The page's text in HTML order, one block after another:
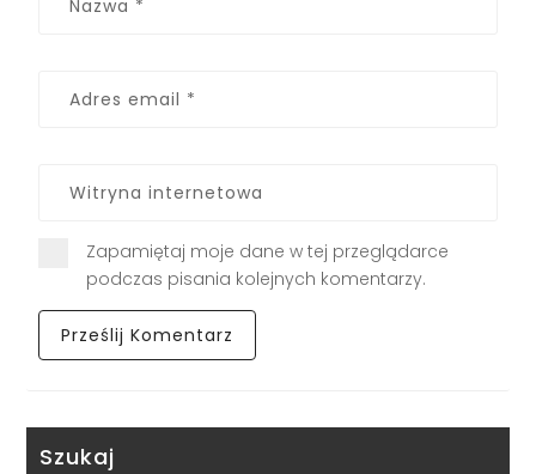
Zapamiętaj moje dane w tej przeglądarce
podczas pisania kolejnych komentarzy.
Szukaj